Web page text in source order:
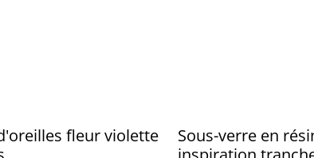
fleur violette
%
Sous-verre en